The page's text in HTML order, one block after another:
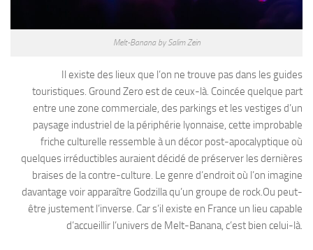
Melt-Banana by Salim Zein
Il existe des lieux que l’on ne trouve pas dans les guides
touristiques. Ground Zero est de ceux-là. Coincée quelque part
entre une zone commerciale, des parkings et les vestiges d’un
paysage industriel de la périphérie lyonnaise, cette improbable
friche culturelle ressemble à un décor post-apocalyptique où
quelques irréductibles auraient décidé de préserver les dernières
braises de la contre-culture. Le genre d’endroit où l’on imagine
davantage voir apparaître Godzilla qu’un groupe de rock.Ou peut-
être justement l’inverse. Car s’il existe en France un lieu capable
d’accueillir l’univers de Melt-Banana, c’est bien celui-là.